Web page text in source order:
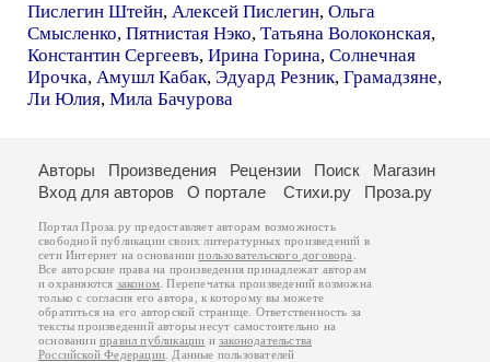
Пислегин Штейн, Алексей Пислегин, Ольга
Смысленко, Пятнистая Нэко, Татьяна Волоконская,
Константин Сергеевъ, Ирина Горина, Солнечная
Ирочка, Амушл Кабак, Эдуард Резник, Грамадзяне,
Ли Юлия, Мила Бачурова
Авторы Произведения Рецензии Поиск
Магазин
Вход для авторов
О портале Стихи.ру Проза.ру
Портал Проза.ру предоставляет авторам возможность
свободной публикации своих литературных произведений в
сети Интернет на основаниипользовательского договора
Все авторские права на произведения принадлежат авторам
и охраняются законом . Перепечатка произведений возможна
только с согласия его автора, к которому вы можете
обратиться на его авторской странице. Ответственность за
тексты произведений авторы несут самостоятельно на
основанииправил публикации изаконодательства
Российской Федерации . Данные пользователей